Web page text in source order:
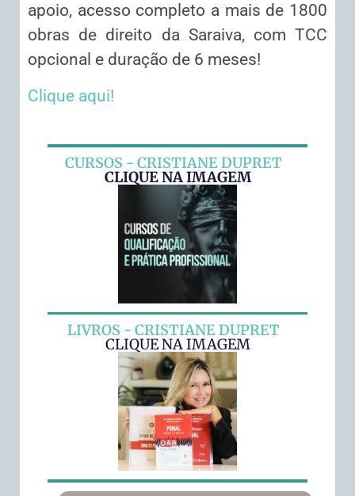
apoio, acesso completo a mais de 1800
obras de direito da Saraiva, com TCC
opcional e duração de 6 meses!
Clique aqui!
CURSOS - CRISTIANE DUPRET
CLIQUE NA IMAGEM
LIVROS - CRISTIANE DUPRET
CLIQUE NA IMAGEM